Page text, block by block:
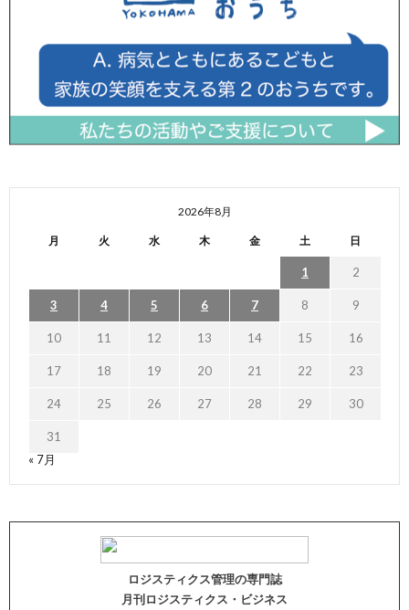
2026年8月
月 火 水 木 金 土 日
1 2
3 4 5 6 7 8 9
10 11 12 13 14 15 16
17 18 19 20 21 22 23
24 25 26 27 28 29 30
31
« 7月
ロジスティクス管理の専門誌
月刊ロジスティクス・ビジネス